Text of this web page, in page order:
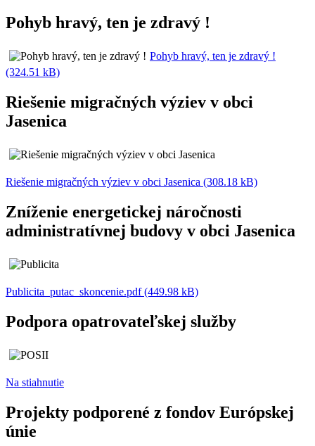
Pohyb hravý, ten je zdravý !
Pohyb hravý, ten je zdravý !
(324.51 kB)
Riešenie migračných výziev v obci
Jasenica
Riešenie migračných výziev v obci Jasenica (308.18 kB)
Zníženie energetickej náročnosti
administratívnej budovy v obci Jasenica
Publicita_putac_skoncenie.pdf (449.98 kB)
Podpora opatrovateľskej služby
Na stiahnutie
Projekty podporené z fondov Európskej
únie